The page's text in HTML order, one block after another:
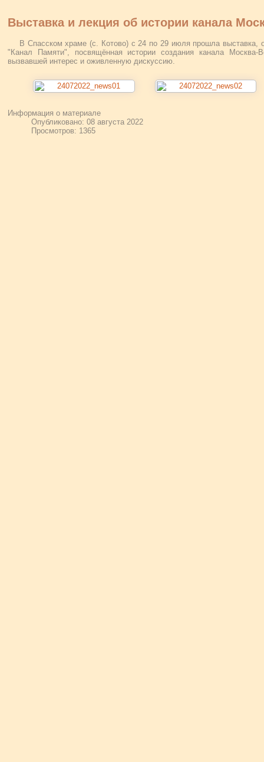
Выставка и лекция об истории канала
В Спасском храме (с. Котово) с 24 по 29 июля прошла выставка,
"Канал Памяти", посвящённая истории создания канала Москва-
вызвавшей интерес и оживленную дискуссию.
Информация о материале
Опубликовано: 08 августа 2022
Просмотров: 1365